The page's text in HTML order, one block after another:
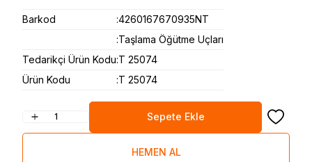
Barkod :4260167670935NT
:Taşlama Öğütme Uçları
Tedarikçi Ürün Kodu:T 25074
Ürün Kodu
:T 25074
Sepete Ekle Favoriye
HEMEN AL